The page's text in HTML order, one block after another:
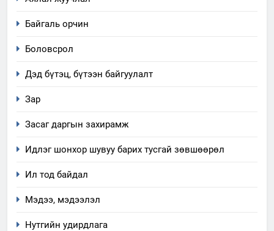
Байгаль орчин
Боловсрол
Дэд бүтэц, бүтээн байгуулалт
Зар
Засаг даргын захирамж
Идлэг шонхор шувуу барих тусгай зөвшөөрөл
Ил тод байдал
Мэдээ, мэдээлэл
Нутгийн удирдлага